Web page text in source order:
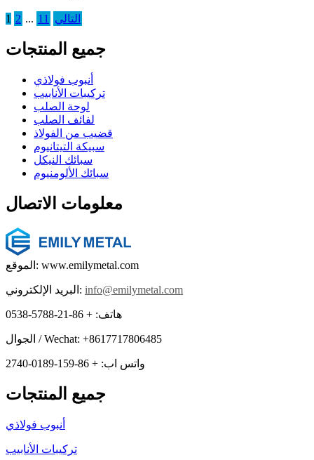
1 2 ... 11 التالي
جميع المنتجات
أنبوب فولاذي
تركيبات الأنابيب
لوحة الصلب
لفائف الصلب
قضيب من الفولاذ
سبيكة التيتانيوم
سبائك النيكل
سبائك الألومنيوم
معلومات الاتصال
الموقع: www.emilymetal.com
البريد الإلكتروني: info@emilymetal.com
هاتف: + 86-21-5788-0538
الجوال / Wechat: +8617717806485
واتس اب: + 86-159-0189-2740
جميع المنتجات
أنبوب فولاذي
تركيبات الأنابيب